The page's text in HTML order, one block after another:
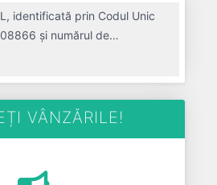
identificată prin Codul Unic
și numărul de
alimentare, bauturi si
Cu sediul social poziționat
semnificativă pe piața de
VÂNZĂRILE!